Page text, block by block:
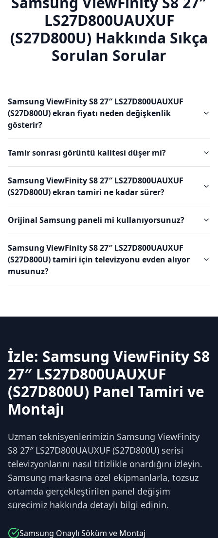
LS27D800UAUXUF
(S27D800U) Hakkında Sıkça
Sorulan Sorular
Samsung ViewFinity S8 27″ LS27D800UAUXUF
(S27D800U) ekran fiyatı neden değişkenlik
gösterir?
Tamir sonrası görüntü kalitesi düşer mi?
Samsung ViewFinity S8 27″ LS27D800UAUXUF
(S27D800U) ekran tamiri ne kadar sürer?
Orijinal Samsung paneli mi kullanıyorsunuz?
Samsung ViewFinity S8 27″ LS27D800UAUXUF
(S27D800U) tamiri için televizyonu evden alıyor
musunuz?
İzle: Samsung ViewFinity S8
27″ LS27D800UAUXUF
(S27D800U) Panel Tamiri ve
Montajı
Uzman teknisyenlerimizin Samsung ViewFinity
S8 27″ LS27D800UAUXUF (S27D800U) serisi
televizyonlarını nasıl titizlikle onardığını izleyin.
Samsung markasına özel ekipmanlarla, tozsuz
ortamda gerçekleştirilen panel değişim
sürecimiz hakkında detaylı bilgi edinin.
Samsung Onaylı Söküm ve Montaj